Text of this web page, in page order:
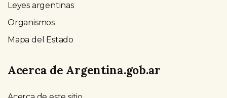
Leyes argentinas
Organismos
Mapa del Estado
Acerca de Argentina.gob.ar